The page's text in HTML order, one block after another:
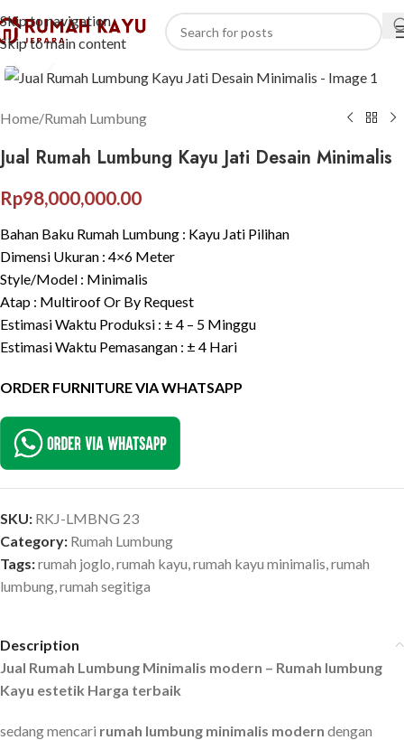
Skip to navigation
Skip to main content
Home/Rumah Lumbung
Jual Rumah Lumbung Kayu Jati Desain Minimalis
Rp98,000,000.00
Bahan Baku Rumah Lumbung : Kayu Jati Pilihan
Dimensi Ukuran : 4×6 Meter
Style/Model : Minimalis
Atap : Multiroof Or By Request
Estimasi Waktu Produksi : ± 4 – 5 Minggu
Estimasi Waktu Pemasangan : ± 4 Hari
ORDER FURNITURE VIA WHATSAPP
SKU: RKJ-LMBNG 23
Category: Rumah Lumbung
Tags:rumah joglo,rumah kayu,rumah kayu minimalis,rumah
lumbung,rumah segitiga
Description
Jual Rumah Lumbung Minimalis modern – Rumah lumbung
Kayu estetik Harga terbaik
sedang mencari rumah lumbung minimalis modern dengan